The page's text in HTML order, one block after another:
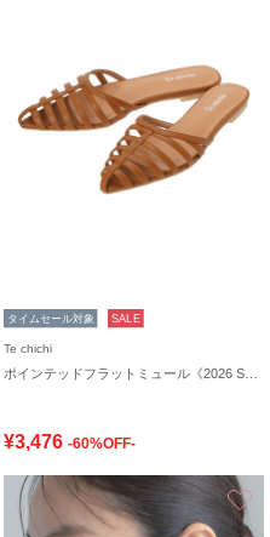
タイムセール対象 SALE
Te chichi
¥3,476 -60%OFF-
お気に入り